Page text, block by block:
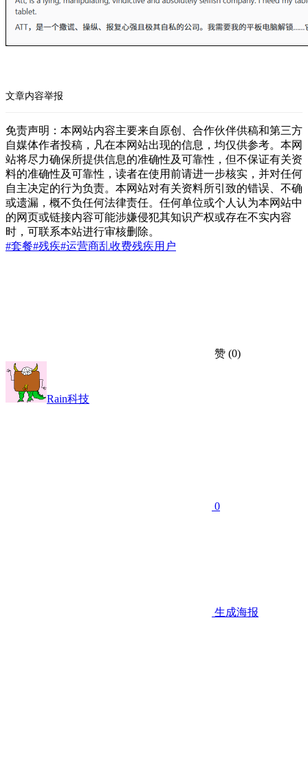
文章内容举报
免责声明：本网站内容主要来自原创、合作伙伴供稿和第三方
自媒体作者投稿，凡在本网站出现的信息，均仅供参考。本网
站将尽力确保所提供信息的准确性及可靠性，但不保证有关资
料的准确性及可靠性，读者在使用前请进一步核实，并对任何
自主决定的行为负责。本网站对有关资料所引致的错误、不确
或遗漏，概不负任何法律责任。任何单位或个人认为本网站中
的网页或链接内容可能涉嫌侵犯其知识产权或存在不实内容
时，可联系本站进行审核删除。
#套餐#残疾#运营商乱收费残疾用户
赞 (0)
Rain科技
0
生成海报